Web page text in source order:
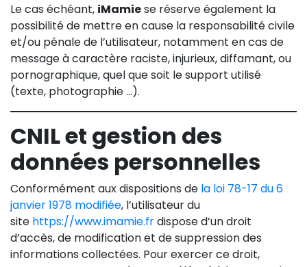
Le cas échéant, iMamiese réserve également la
possibilité de mettre en cause la responsabilité civile
et/ou pénale de l’utilisateur, notamment en cas de
message à caractère raciste, injurieux, diffamant, ou
pornographique, quel que soit le support utilisé
(texte, photographie …).
CNIL et gestion des
données personnelles
Conformément aux dispositions de la loi 78-17 du 6
janvier 1978 modifiée, l’utilisateur du
site https://www.imamie.frdispose d’un droit
d’accès, de modification et de suppression des
informations collectées. Pour exercer ce droit,